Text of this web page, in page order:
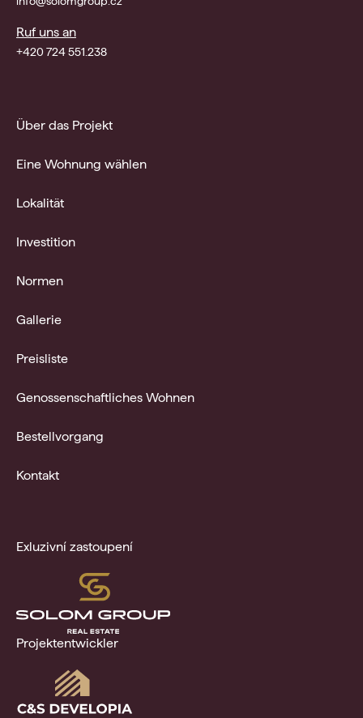
Ruf uns an
+420 724 551.238
Über das Projekt
Eine Wohnung wählen
Lokalität
Investition
Normen
Gallerie
Preisliste
Genossenschaftliches Wohnen
Bestellvorgang
Kontakt
Exluzivní zastoupení
Projektentwickler